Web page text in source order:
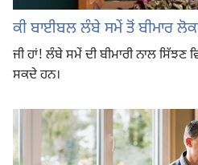
ਕੀ ਬਾਈਬਲ ਲੰਬੇ ਸਮੇਂ ਤੋਂ ਬੀਮਾਰ
ਜੀ ਹਾਂ! ਲੰਬੇ ਸਮੇਂ ਦੀ ਬੀਮਾਰੀ ਨਾਲ ਸਿੱਝਣ
ਸਕਦੇ ਹਨ।